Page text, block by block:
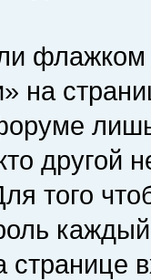
флажком
на
другой
того